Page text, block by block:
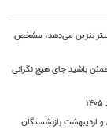
بنزین می‌دهد، مشخص
باشید جای هیچ نگرانی
و اردیبهشت بازنشستگان